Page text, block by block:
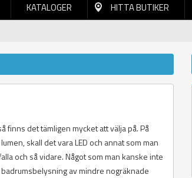
KATALOGER HITTA BUTIKER
finns det tämligen mycket att välja på. På
skall det vara LED och annat som man
och så vidare. Något som man kanske inte
av mindre nogräknade